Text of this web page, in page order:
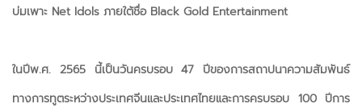
บ่มเพาะ Net Idols ภายใต้ชื่อ Black Gold Entertainment
ในปีพ.ศ. 2565 นี้เป็นวันครบรอบ 47 ปีของการสถาปนาความสัมพันธ์
ทางการทูตระหว่างประเทศจีนและประเทศไทยและการครบรอบ 100 ปีการ